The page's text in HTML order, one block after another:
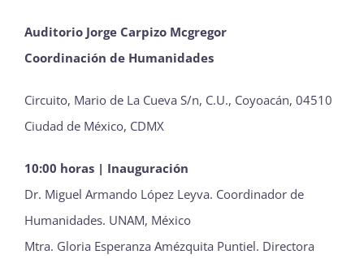
Auditorio Jorge Carpizo Mcgregor
Coordinación de Humanidades
Circuito, Mario de La Cueva S/n, C.U., Coyoacán, 04510
Ciudad de México, CDMX
10:00 horas | Inauguración
Dr. Miguel Armando López Leyva. Coordinador de
Humanidades. UNAM, México
Mtra. Gloria Esperanza Amézquita Puntiel. Directora